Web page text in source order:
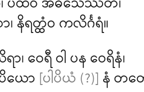
နိရတ္ထံဝ ကလိင်္ဂရံ။
ဝေရီ ဝါ ပန ဝေရိနံ၊
ယော [ပါပိယံ (?)] နံ တတ